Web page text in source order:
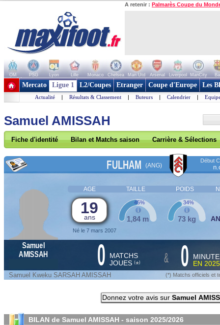
A retenir : Palmarès Coupe du
OM PSG Lyon Lille Monaco Chelsea Man Utd Arsenal Liverpool ManCity
+ de clubs
Mercato Ligue 1 L2/Coupes Etranger Coupe d'Europe Les
Actualité | Résultats & Classement | Buteurs | Calendrier |
Samuel AMISSAH
Fiche d'identité Bilan et Matchs saison Carrière & Sélections
FULHAM (ANG)
Début
AGE TAILLE POIDS
19
ans
Né le 7 mars 2007
1,84 m
45%
73 kg
34%
Samuel
AMISSAH
0 MATCHS
JOUES (*) & 0
EN
Samuel Kweku SARSAH AMISSAH (*) Matchs officiels et
Donnez votre avis sur Samuel
BILAN de Samuel AMISSAH - saison 2025/2026